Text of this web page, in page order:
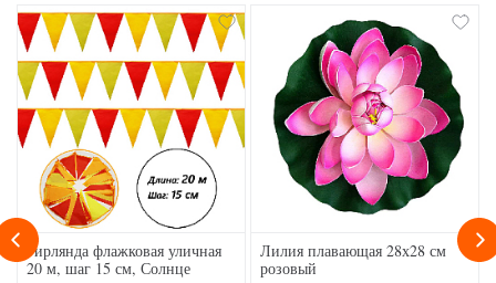
Гирлянда флажковая уличная
20 м, шаг 15 см, Солнце
Лилия плавающая 28х28 см
розовый